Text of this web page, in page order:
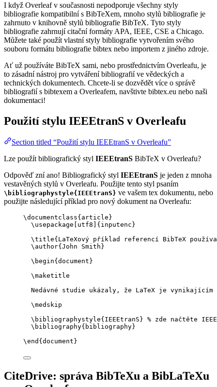
I když Overleaf v současnosti nepodporuje všechny styly
bibliografie kompatibilní s BibTeXem, mnoho stylů bibliografie je
zahrnuto v knihovně stylů bibliografie BibTeX. Tyto styly
bibliografie zahrnují citační formáty APA, IEEE, CSE a Chicago.
Můžete také použít vlastní styly bibliografie vytvořením svého
souboru formátu bibliografie bibtex nebo importem z jiného zdroje.
Ať už používáte BibTeX sami, nebo prostřednictvím Overleafu, je
to zásadní nástroj pro vytváření bibliografií ve vědeckých a
technických dokumentech. Chcete-li se dozvědět více o správě
bibliografií s bibtexem a Overleafem, navštivte bibtex.eu nebo naši
dokumentaci!
Použití stylu IEEEtranS v Overleafu
Section titled “Použití stylu IEEEtranS v Overleafu”
Lze použít bibliografický styl IEEEtranS BibTeX v Overleafu?
Odpověď zní ano! Bibliografický styl IEEEtranS je jeden z mnoha
vestavěných stylů v Overleafu. Použijte tento styl psaním
\bibliographystyle{IEEEtranS} ve vašem tex dokumentu, nebo
použijte následující příklad pro nový dokument na Overleafu:
\documentclass{ article }
\usepackage
utf8 ]{ inputenc }
\title{LaTeXový příklad referencí BibTeX
\author{John Smith}
\begin{ document }
\maketitle
Nedávné studie ukázaly, že LaTeX je vynikajícím
\medskip
\bibliographystyle{IEEEtranS} % zde načtěte
\bibliography{bibliography}
\end { document }
CiteDrive: správa BibTeXu a BibLaTeXu